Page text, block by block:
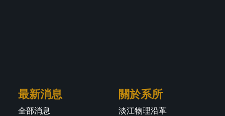
最新消息
全部消息
關於系所
淡江物理沿革